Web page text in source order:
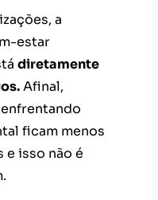
a
estar
diretamente
Afinal,
ficam menos
isso não é